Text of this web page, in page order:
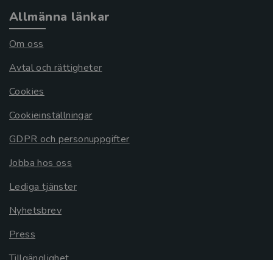
Allmänna länkar
Om oss
Avtal och rättigheter
Cookies
Cookieinställningar
GDPR och personuppgifter
Jobba hos oss
Lediga tjänster
Nyhetsbrev
Press